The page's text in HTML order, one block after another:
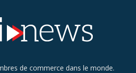
de commerce dans le monde.